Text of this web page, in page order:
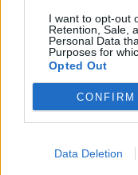
I want to opt-out
Retention, Sale,
Personal Data
Purposes for
Opted Out
CONFIRM
Data Deletion
Sécurité Automobile